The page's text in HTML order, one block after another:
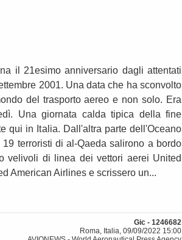
il 21esimo anniversario dagli attentati
2001. Una data che ha sconvolto
del trasporto aereo e non solo. Era
Una giornata calda tipica della fine
qui in Italia. Dall'altra parte dell'Oceano
19 terroristi di al-Qaeda salirono a bordo
velivoli di linea dei vettori aerei United
American Airlines e scrissero un...
Gic - 1246682
Roma, Italia, 09/09/2022 15:00